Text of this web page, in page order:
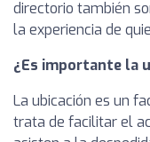
directorio también
la experiencia de
¿Es importante la
La ubicación es un
trata de facilitar el